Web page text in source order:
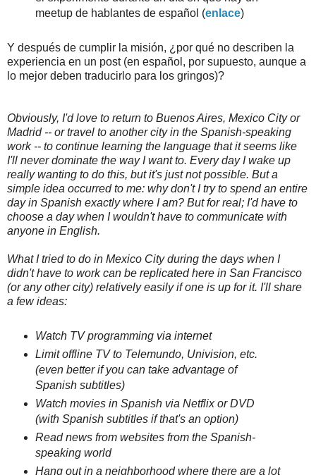
meetup de hablantes de español (enlace)
Y después de cumplir la misión, ¿por qué no describen la
experiencia en un post (en español, por supuesto, aunque a
lo mejor deben traducirlo para los gringos)?
Obviously, I'd love to return to Buenos Aires, Mexico City or
Madrid -- or travel to another city in the Spanish-speaking
work -- to continue learning the language that it seems like
I'll never dominate the way I want to. Every day I wake up
really wanting to do this, but it's just not possible. But a
simple idea occurred to me: why don't I try to spend an entire
day in Spanish exactly where I am? But for real; I'd have to
choose a day when I wouldn't have to communicate with
anyone in English.
What I tried to do in Mexico City during the days when I
didn't have to work can be replicated here in San Francisco
(or any other city) relatively easily if one is up for it. I'll share
a few ideas:
Watch TV programming via internet
Limit offline TV to Telemundo, Univision, etc.
(even better if you can take advantage of
Spanish subtitles)
Watch movies in Spanish via Netflix or DVD
(with Spanish subtitles if that's an option)
Read news from websites from the Spanish-
speaking world
Hang out in a neighborhood where there are a lot